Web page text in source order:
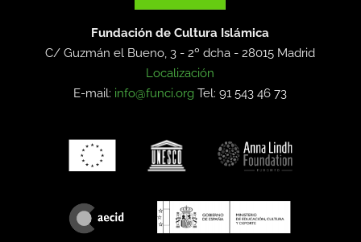
Fundación de Cultura Islámica
C/ Guzmán el Bueno, 3 - 2º dcha -28015 Madrid
Localización
E-mail: info@funci.org Tel: 91 543 46 73